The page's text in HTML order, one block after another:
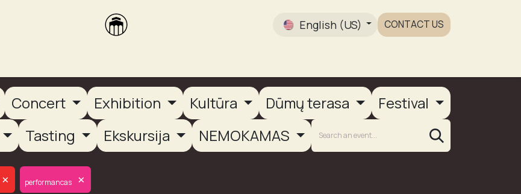
English (US) CONTACT US
Concert Exhibition Kultūra Dūmų terasa
Festival
Tasting Ekskursija NEMOKAMAS
× performancas ×